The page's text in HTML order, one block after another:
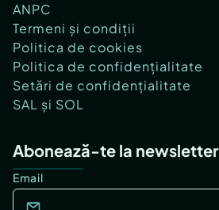
ANPC
Termeni și condiții
Politica de cookies
Politica de confidențialitate
Setări de confidențialitate
SAL și SOL
Abonează-te la newsletter
Email